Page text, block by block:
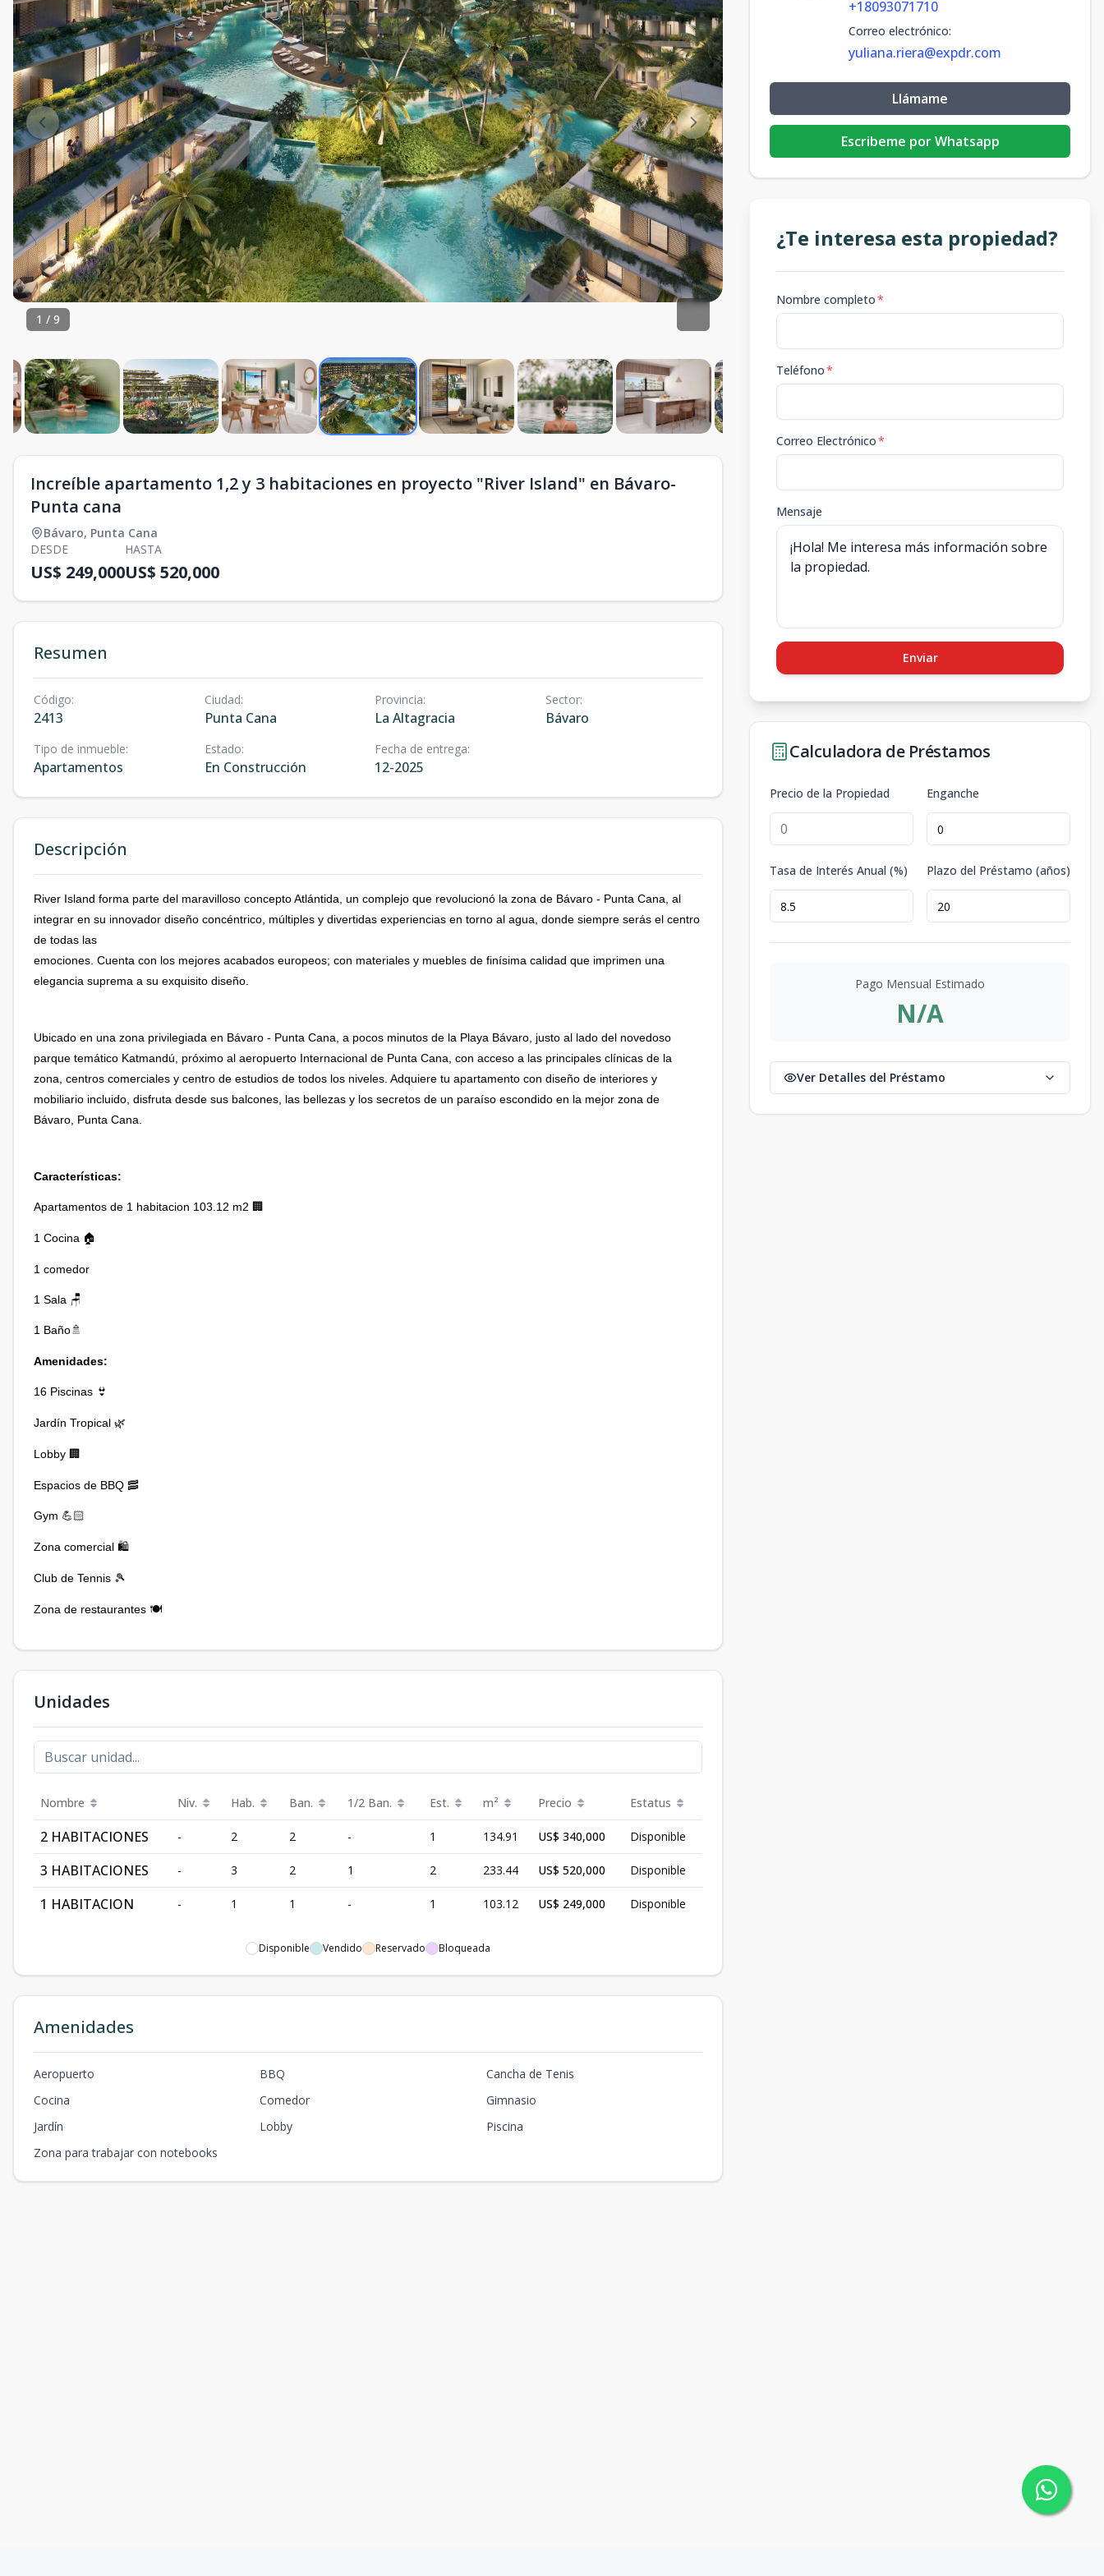
1 / 9
Increíble apartamento 1,2 y 3 habitaciones en proyecto "River Island" en Bávaro-
Punta cana
Bávaro, Punta Cana
DESDE
US$ 249,000
HASTA
US$ 520,000
Resumen
Código:
2413
Ciudad:
Punta Cana
Provincia:
La Altagracia
Sector:
Bávaro
Tipo de inmueble:
Apartamentos
Estado:
En Construcción
Fecha de entrega:
12-2025
Descripción
River Island forma parte del maravilloso concepto Atlántida, un complejo que revolucionó la zona de Bávaro - Punta Cana, al
integrar en su innovador diseño concéntrico, múltiples y divertidas experiencias en torno al agua, donde siempre serás el centro
de todas las
emociones. Cuenta con los mejores acabados europeos; con materiales y muebles de finísima calidad que imprimen una
elegancia suprema a su exquisito diseño.
Ubicado en una zona privilegiada en Bávaro - Punta Cana, a pocos minutos de la Playa Bávaro, justo al lado del novedoso
parque temático Katmandú, próximo al aeropuerto Internacional de Punta Cana, con acceso a las principales clínicas de la
zona, centros comerciales y centro de estudios de todos los niveles. Adquiere tu apartamento con diseño de interiores y
mobiliario incluido, disfruta desde sus balcones, las bellezas y los secretos de un paraíso escondido en la mejor zona de
Bávaro, Punta Cana.
Características:
Apartamentos de 1 habitacion 103.12 m2 🏢
1 Cocina 🏠
1 comedor
1 Sala 🪑
1 Baño🚿
Amenidades:
16 Piscinas 👙
Jardín Tropical 🌿
Lobby 🏢
Espacios de BBQ 🥓
Gym 💪🏻
Zona comercial 🛍
Club de Tennis 🎾
Zona de restaurantes 🍽
Unidades
Nombre Niv. Hab. Ban. 1/2 Ban. Est. m² Precio Estatus
2 HABITACIONES - 2 2 - 1 134.91 US$ 340,000 Disponible
3 HABITACIONES - 3 2 1 2 233.44 US$ 520,000 Disponible
1 HABITACION - 1 1 - 1 103.12 US$ 249,000 Disponible
Disponible Vendido Reservado Bloqueada
Amenidades
Aeropuerto BBQ
Cancha de Tenis
Cocina
Comedor
Gimnasio
Jardín
Lobby
Piscina
Zona para trabajar con notebooks
+18093071710
Correo electrónico:
yuliana.riera@expdr.com
Llámame
Escribeme por Whatsapp
¿Te interesa esta propiedad?
Nombre completo*
Teléfono*
Correo Electrónico*
Mensaje
Enviar
Calculadora de Préstamos
Precio de la Propiedad Enganche
Tasa de Interés Anual (%) Plazo del Préstamo (años)
Pago Mensual Estimado
N/A
Ver Detalles del Préstamo